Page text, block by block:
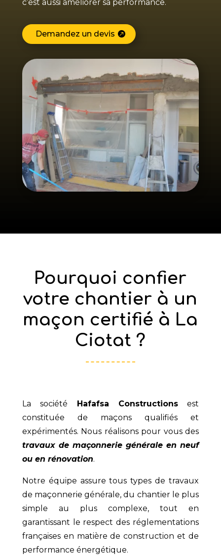
c’est aussi améliorer sa performance.
Demandez un devis
Pourquoi confier
votre chantier à un
maçon certifié à La
Ciotat ?
La société Hafafsa Constructionsest
constituée de maçons qualifiés et
expérimentés. Nous réalisons pour vous des
travaux de maçonnerie générale en neuf
ou en rénovation.
Notre équipe assure tous types de travaux
de maçonnerie générale, du chantier le plus
simple au plus complexe, tout en
garantissant le respect des réglementations
françaises en matière de construction et de
performance énergétique.